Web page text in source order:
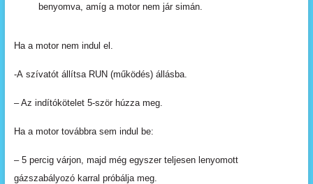
benyomva, amíg a motor nem jár simán.
Ha a motor nem indul el.
-A szívatót állítsa RUN (működés) állásba.
– Az indítókötelet 5-ször húzza meg.
Ha a motor továbbra sem indul be:
– 5 percig várjon, majd még egyszer teljesen lenyomott
gázszabályozó karral próbálja meg.